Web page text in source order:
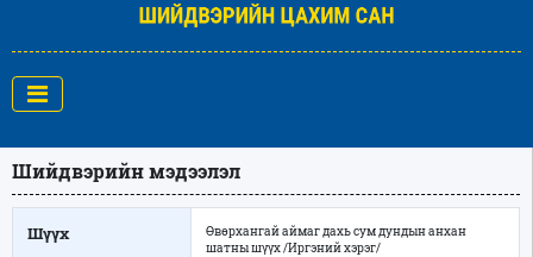
Шийдвэрийн мэдээлэл
Шүүх
Өвөрхангай аймаг дахь сум дундын анхан
шатны шүүх /Иргэний хэрэг/